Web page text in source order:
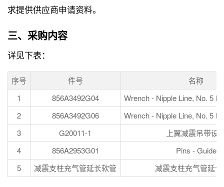
求提供供应商申请资料。
三、采购内容
详见下表：
序号 件号
名称
1
856A3492G04
Wrench - Nipple Line, No. 5
2
856A3492G06
Wrench - Nipple Line, No. 5
3
G20011-1
上翼减震吊带设
4
856A2953G01
Pins - Guide
5
减震支柱充气管延长软管 减震支柱充气管延